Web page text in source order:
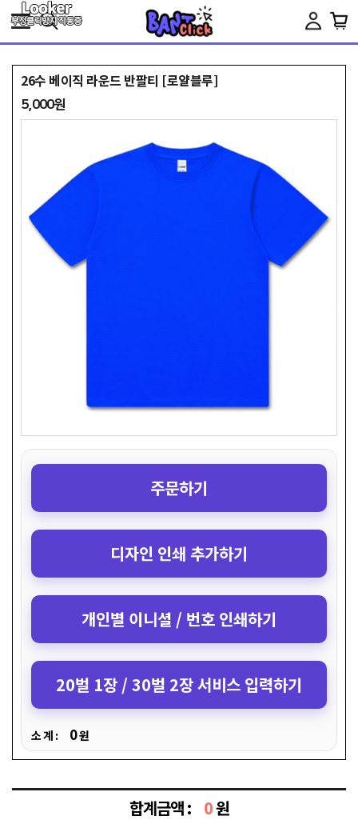
Toggle
26수 베이직 라운드 반팔티 [로얄블루]
5,000원
주문하기
디자인 인쇄 추가하기
개인별 이니셜 / 번호 인쇄하기
20벌 1장 / 30벌 2장 서비스 입력하기
소 계 : 0원
합계금액 : 0원